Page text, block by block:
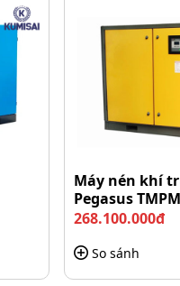
Máy nén khí
Pegasus
268.100.000đ
So sánh